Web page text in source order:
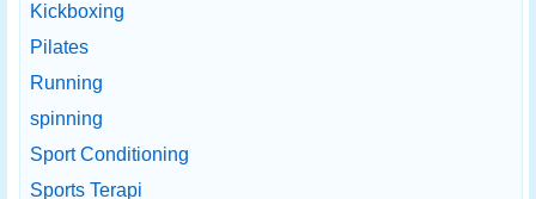
Kickboxing
Pilates
Running
spinning
Sport Conditioning
Sports Terapi